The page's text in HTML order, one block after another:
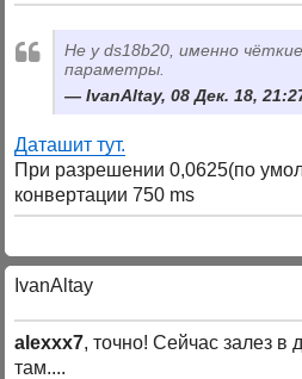
Не у ds18b20, именно
параметры.
IvanAltay, 08 Дек. 18,
Даташит тут.
При разрешении 0,0625(по
конвертации 750 ms
IvanAltay
alexxx7, точно! Сейчас залез в
там....